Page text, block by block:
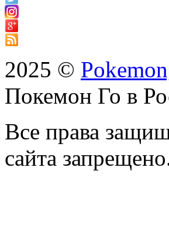
2025 ©
Покемон Го в
Все права
сайта